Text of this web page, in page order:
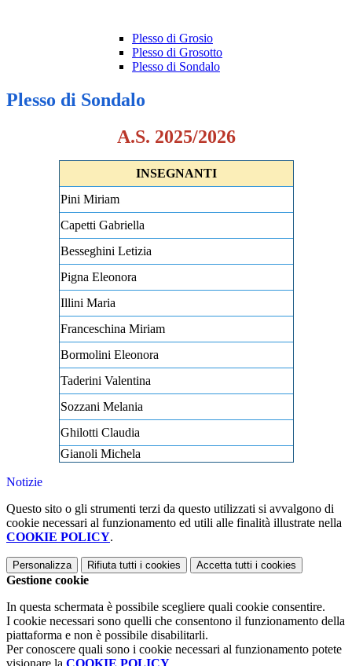
Plesso di Grosio
Plesso di Grosotto
Plesso di Sondalo
Plesso di Sondalo
A.S. 2025/2026
INSEGNANTI
Pini Miriam
Capetti Gabriella
Besseghini Letizia
Pigna Eleonora
Illini Maria
Franceschina Miriam
Bormolini Eleonora
Taderini Valentina
Sozzani Melania
Ghilotti Claudia
Gianoli Michela
Notizie
Questo sito o gli strumenti terzi da questo utilizzati si avvalgono di
cookie necessari al funzionamento ed utili alle finalità illustrate nella
COOKIE POLICY.
Personalizza Rifiuta tutti i cookies Accetta tutti i cookies
Gestione cookie
In questa schermata è possibile scegliere quali cookie consentire.
I cookie necessari sono quelli che consentono il funzionamento della
piattaforma e non è possibile disabilitarli.
Per conoscere quali sono i cookie necessari al funzionamento potete